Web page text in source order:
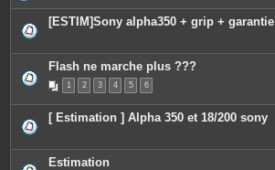
e
s
[ESTIM]Sony alpha350 + grip + garantie
Flash ne marche plus ???
1 2 3 4 5 6
[ Estimation ] Alpha 350 et 18/200 sony
Estimation